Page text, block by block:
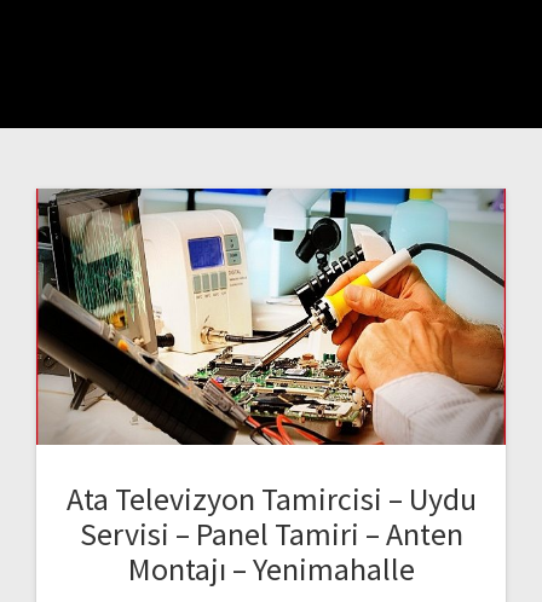
Ata Televizyon Tamircisi – Uydu
Servisi – Panel Tamiri – Anten
Montajı – Yenimahalle